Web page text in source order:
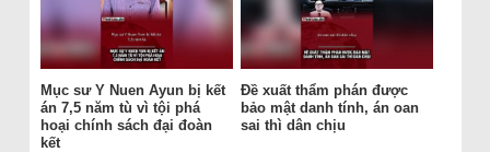
Mục sư Y Nuen Ayun bị kết
án 7,5 năm tù vì tội phá
hoại chính sách đại đoàn
kết
Đề xuất thẩm phán được
bảo mật danh tính, án oan
sai thì dân chịu